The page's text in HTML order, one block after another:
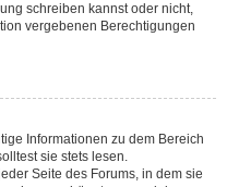
schreiben kannst oder nicht,
vergebenen Berechtigungen
Informationen zu dem Bereich
sie stets lesen.
Seite des Forums, in dem sie